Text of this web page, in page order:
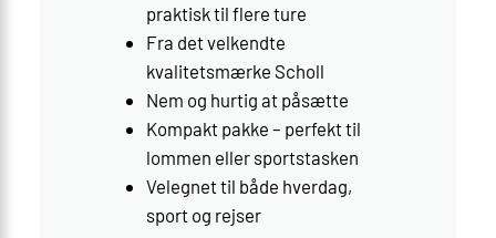
praktisk til flere ture
Fra det velkendte
kvalitetsmærke Scholl
Nem og hurtig at påsætte
Kompakt pakke – perfekt til
lommen eller sportstasken
Velegnet til både hverdag,
sport og rejser